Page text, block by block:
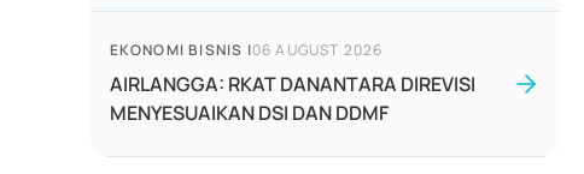
EKONOMI BISNIS |06 AUGUST 2026
AIRLANGGA: RKAT DANANTARA DIREVISI
MENYESUAIKAN DSI DAN DDMF